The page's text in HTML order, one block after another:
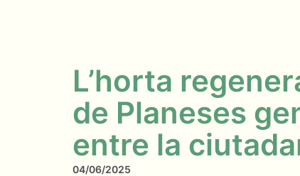
L’horta
de Planeses
entre la
04/06/2025